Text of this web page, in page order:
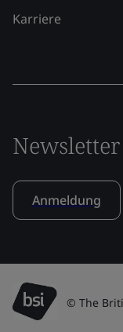
Karriere
Anmeldung
© The